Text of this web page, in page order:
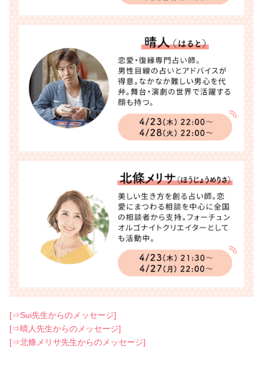
[⇒Sui先生からのメッセージ]
[⇒晴人先生からのメッセージ]
[⇒北條メリサ先生からのメッセージ]